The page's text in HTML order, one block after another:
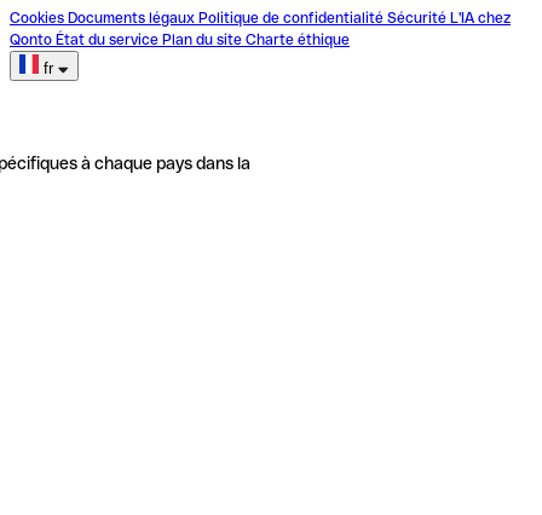
Cookies Documents légaux Politique de confidentialité Sécurité L'IA chez
Qonto État du service Plan du site Charte éthique
fr
à chaque pays dans la